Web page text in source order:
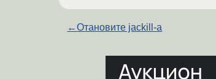
←Отановите jackill-а